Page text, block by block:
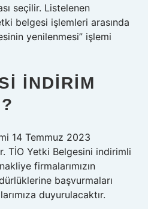
seçilir. Listelenen
belgesi işlemleri arasında
yenilenmesi” işlemi
INDIRIM
14 Temmuz 2023
TİO Yetki Belgesini indirimli
firmalarımızın
başvurmaları
duyurulacaktır.